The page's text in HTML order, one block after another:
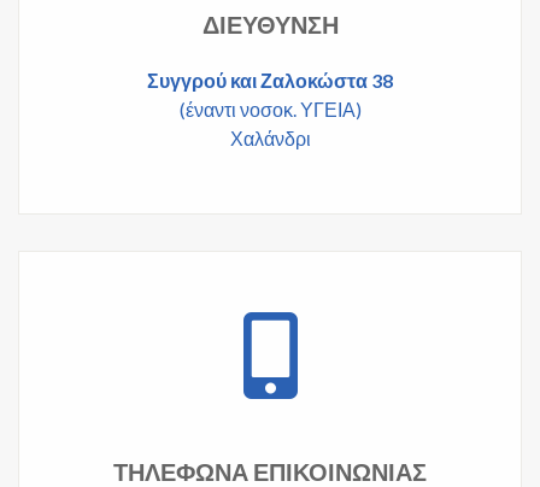
ΔΙΕΎΘΥΝΣΗ
Συγγρού και Ζαλοκώστα 38
(έναντι νοσοκ. ΥΓΕΙΑ)
Χαλάνδρι
ΤΗΛΈΦΩΝΑ ΕΠΙΚΟΙΝΩΝΊΑΣ